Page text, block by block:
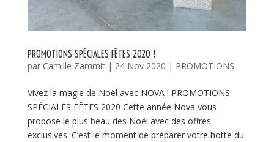
PROMOTIONS SPÉCIALES FÊTES 2020 !
par Camille Zammit| 24 Nov 2020 | PROMOTIONS
Vivez la magie de Noël avec NOVA ! PROMOTIONS
SPÉCIALES FÊTES 2020 Cette année Nova vous
propose le plus beau des Noël avec des offres
exclusives. C’est le moment de préparer votre hotte du